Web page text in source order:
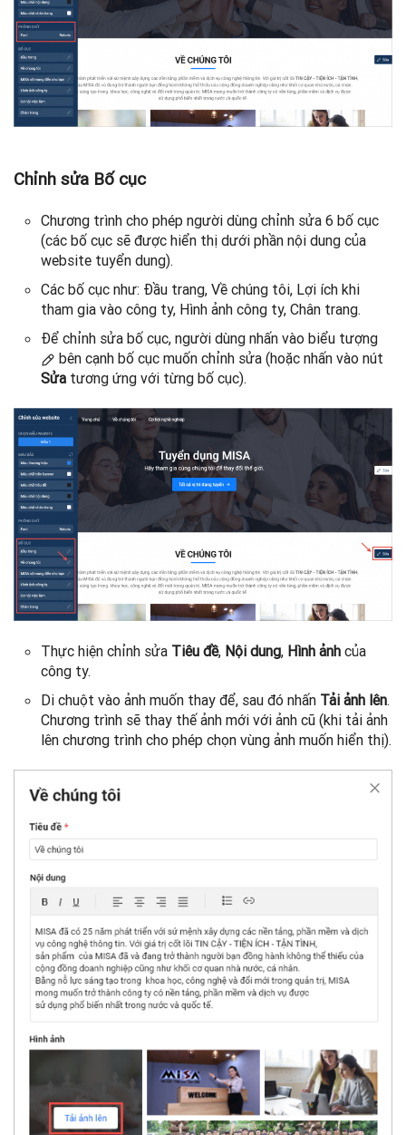
Chỉnh sửa Bố cục
Chương trình cho phép người dùng chỉnh sửa 6 bố cục
(các bố cục sẽ được hiển thị dưới phần nội dung của
website tuyển dung).
Các bố cục như: Đầu trang, Về chúng tôi, Lợi ích khi
tham gia vào công ty, Hình ảnh công ty, Chân trang.
Để chỉnh sửa bố cục, người dùng nhấn vào biểu tượng
bên cạnh bố cục muốn chỉnh sửa (hoặc nhấn vào nút
Sửa tương ứng với từng bố cục).
Thực hiện chỉnh sửa Tiêu đề, Nội dung, Hình ảnh của
công ty.
Di chuột vào ảnh muốn thay để, sau đó nhấn Tải ảnh lên.
Chương trình sẽ thay thế ảnh mới với ảnh cũ (khi tải ảnh
lên chương trình cho phép chọn vùng ảnh muốn hiển thị).